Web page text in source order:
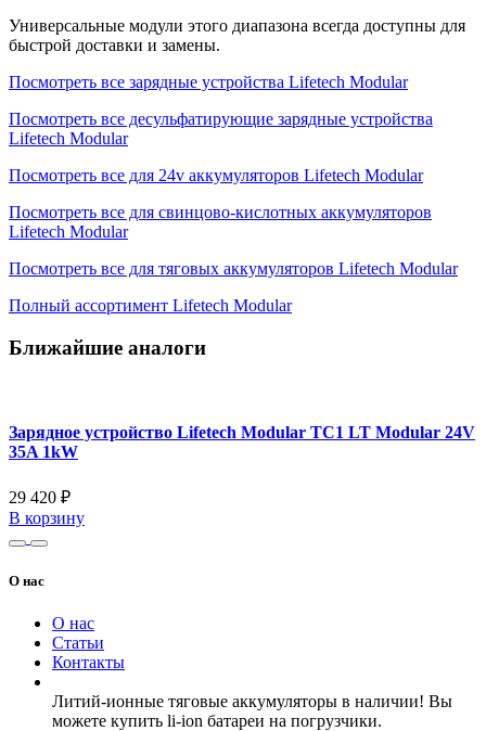
Универсальные модули этого диапазона всегда доступны для
быстрой доставки и замены.
Посмотреть все зарядные устройства Lifetech Modular
Посмотреть все десульфатирующие зарядные устройства
Lifetech Modular
Посмотреть все для 24v аккумуляторов Lifetech Modular
Посмотреть все для свинцово-кислотных аккумуляторов
Lifetech Modular
Посмотреть все для тяговых аккумуляторов Lifetech Modular
Полный ассортимент Lifetech Modular
Ближайшие аналоги
Зарядное устройство Lifetech Modular TC1 LT Modular 24V
35A 1kW
29 420 ₽
В корзину
О нас
О нас
Статьи
Контакты
Литий-ионные тяговые аккумуляторы в наличии! Вы
можете купить li-ion батареи на погрузчики.